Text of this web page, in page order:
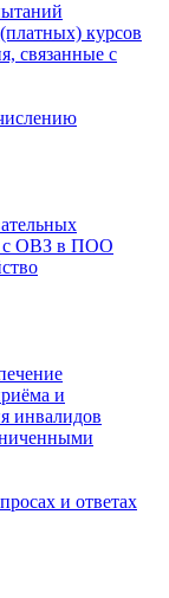
курсов
связанные с
с ОВЗ в ПОО
и
инвалидов
и ответах